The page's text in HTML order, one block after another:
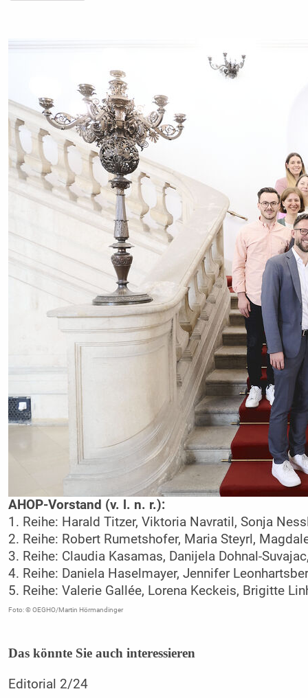
AHOP-Vorstand (v. l. n. r.):
1. Reihe: Harald Titzer, Viktoria Navratil, Sonja
2. Reihe: Robert Rumetshofer, Maria Steyrl,
3. Reihe: Claudia Kasamas, Danijela Dohnal-
4. Reihe: Daniela Haselmayer, Jennifer
5. Reihe: Valerie Gallée, Lorena Keckeis, Brigitte
Foto: © OEGHO/Martin Hörmandinger
Das könnte Sie auch interessieren
Editorial 2/24